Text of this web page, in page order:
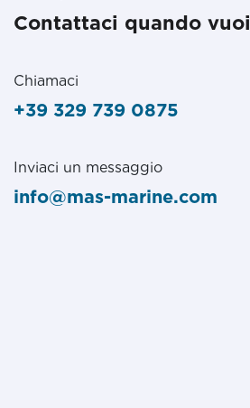
Contattaci quando vuoi
Chiamaci
+39 329 739 0875
Inviaci un messaggio
info@mas-marine.com